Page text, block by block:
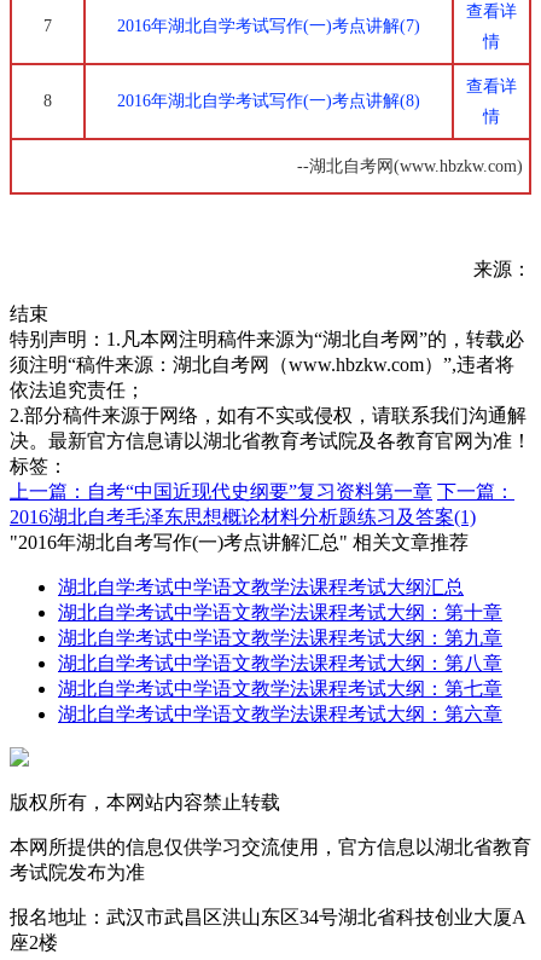
7 2016年湖北自学考试写作(一)考点讲解(7)
查看详
情
8 2016年湖北自学考试写作(一)考点讲解(8)
查看详
情
--湖北自考网(www.hbzkw.com)
来源：
结束
特别声明：1.凡本网注明稿件来源为“湖北自考网”的，转载必
须注明“稿件来源：湖北自考网（www.hbzkw.com）”,违者将
依法追究责任；
2.部分稿件来源于网络，如有不实或侵权，请联系我们沟通解
决。最新官方信息请以湖北省教育考试院及各教育官网为准！
标签：
上一篇：自考“中国近现代史纲要”复习资料第一章 下一篇：
2016湖北自考毛泽东思想概论材料分析题练习及答案(1)
"2016年湖北自考写作(一)考点讲解汇总" 相关文章推荐
湖北自学考试中学语文教学法课程考试大纲汇总
湖北自学考试中学语文教学法课程考试大纲：第十章
湖北自学考试中学语文教学法课程考试大纲：第九章
湖北自学考试中学语文教学法课程考试大纲：第八章
湖北自学考试中学语文教学法课程考试大纲：第七章
湖北自学考试中学语文教学法课程考试大纲：第六章
版权所有，本网站内容禁止转载
本网所提供的信息仅供学习交流使用，官方信息以湖北省教育
考试院发布为准
报名地址：武汉市武昌区洪山东区34号湖北省科技创业大厦A
座2楼